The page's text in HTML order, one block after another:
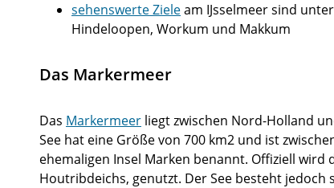
sehenswerte Zieleam IJsselmeer sind
Hindeloopen, Workum und Makkum
Das Markermeer
Das Markermeer liegt zwischen Nord-Holland
See hat eine Größe von 700 km2 und ist
ehemaligen Insel Marken benannt. Offiziell wird
Houtribdeichs, genutzt. Der See besteht jedoch